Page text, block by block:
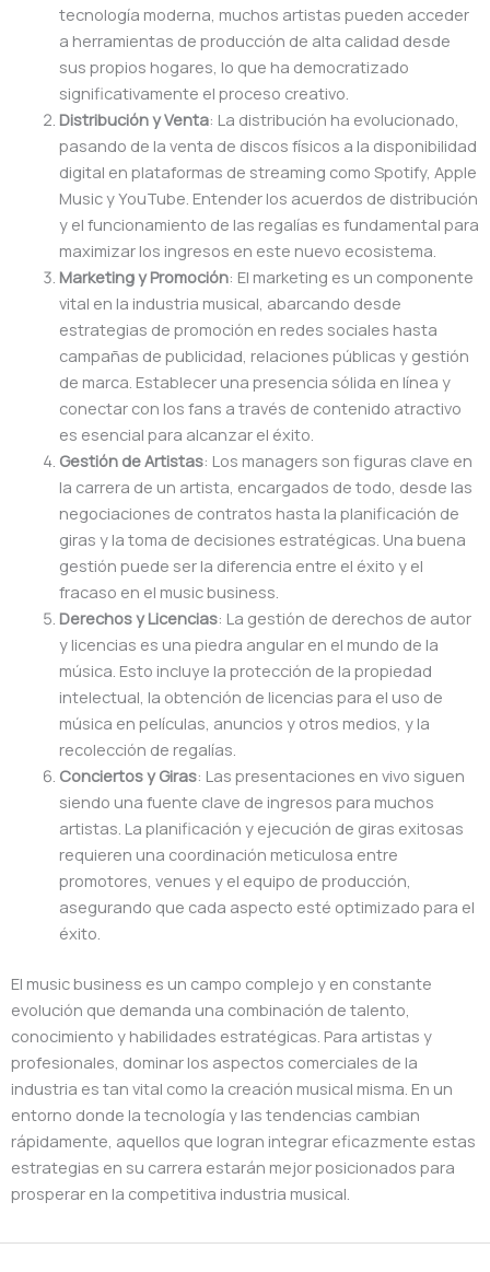
tecnología moderna, muchos artistas pueden acceder
a herramientas de producción de alta calidad desde
sus propios hogares, lo que ha democratizado
significativamente el proceso creativo.
Distribución y Venta: La distribución ha evolucionado,
pasando de la venta de discos físicos a la disponibilidad
digital en plataformas de streaming como Spotify, Apple
Music y YouTube. Entender los acuerdos de distribución
y el funcionamiento de las regalías es fundamental para
maximizar los ingresos en este nuevo ecosistema.
Marketing y Promoción: El marketing es un componente
vital en la industria musical, abarcando desde
estrategias de promoción en redes sociales hasta
campañas de publicidad, relaciones públicas y gestión
de marca. Establecer una presencia sólida en línea y
conectar con los fans a través de contenido atractivo
es esencial para alcanzar el éxito.
Gestión de Artistas: Los managers son figuras clave en
la carrera de un artista, encargados de todo, desde las
negociaciones de contratos hasta la planificación de
giras y la toma de decisiones estratégicas. Una buena
gestión puede ser la diferencia entre el éxito y el
fracaso en el music business.
Derechos y Licencias: La gestión de derechos de autor
y licencias es una piedra angular en el mundo de la
música. Esto incluye la protección de la propiedad
intelectual, la obtención de licencias para el uso de
música en películas, anuncios y otros medios, y la
recolección de regalías.
Conciertos y Giras: Las presentaciones en vivo siguen
siendo una fuente clave de ingresos para muchos
artistas. La planificación y ejecución de giras exitosas
requieren una coordinación meticulosa entre
promotores, venues y el equipo de producción,
asegurando que cada aspecto esté optimizado para el
éxito.
El music business es un campo complejo y en constante
evolución que demanda una combinación de talento,
conocimiento y habilidades estratégicas. Para artistas y
profesionales, dominar los aspectos comerciales de la
industria es tan vital como la creación musical misma. En un
entorno donde la tecnología y las tendencias cambian
rápidamente, aquellos que logran integrar eficazmente estas
estrategias en su carrera estarán mejor posicionados para
prosperar en la competitiva industria musical.